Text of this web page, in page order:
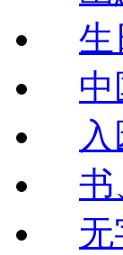
生
中
书
无